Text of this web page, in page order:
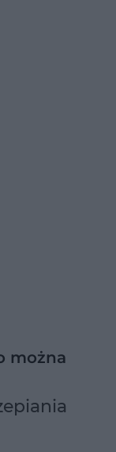
można